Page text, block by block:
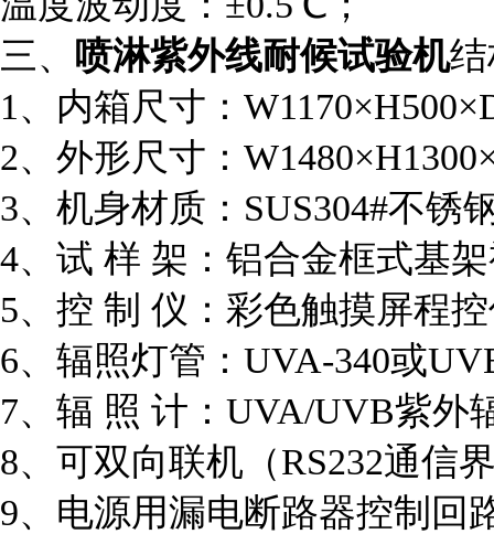
三、 喷淋紫外线耐候试验机
1、内箱尺寸：
2、外形尺寸：
3、机身材质：SUS304#不锈
4、试 样 架：铝合金框式基
5、控 制 仪：彩色触摸屏程
6、辐照灯管：UVA-340或
7、辐 照 计：UVA/UVB紫外
8、可双向联机（RS232通信
9、电源用漏电断路器控制回